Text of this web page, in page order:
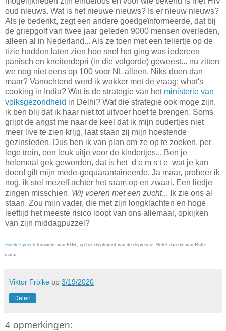
oud nieuws. Wat is het nieuwe nieuws? Is er nieuw nieuws?
Als je bedenkt, zegt een andere goedgeïnformeerde, dat bij
de griepgolf van twee jaar geleden 9000 mensen overleden,
alleen al in Nederland... Als ze toen met een tellertje op de
tizie hadden laten zien hoe snel het ging was iedereen
panisch en kneiterdepri (in die volgorde) geweest... nu zitten
we nog niet eens op 100 voor NL alleen. Niks doen dan
maar? Vanochtend werd ik wakker met de vraag: what's
cooking in India? Wat is de strategie van het ministerie van
volksgezondheid in Delhi? Wat die strategie ook moge zijn,
ik ben blij dat ik haar niet tot uitvoer hoef te brengen. Soms
grijpt de angst me naar de keel dat ik mijn oudertjes niet
meer live te zien krijg, laat staan zij mijn hoestende
gezinsleden. Dus ben ik van plan om ze op te zoeken, per
lege trein, een leuk uitje voor de kindertjes... Ben je
helemaal gek geworden, dat is het d o m s t e wat je kan
doen! gilt mijn mede-gequarantaineerde. Ja maar, probeer ik
nog, ik stel mezelf achter het raam op en zwaai. Een liedje
zingen misschien. Wij voeren met een zucht... Ik zie ons al
staan. Zou mijn vader, die met zijn longklachten en hoge
leeftijd het meeste risico loopt van ons allemaal, opkijken
van zijn middagpuzzel?
Goede speech trouwens van FDR, op het dieptepunt van de depressie. Beter dan die van Rutte,
laatst.
Viktor Frölke op 3/19/2020
Delen
4 opmerkingen: